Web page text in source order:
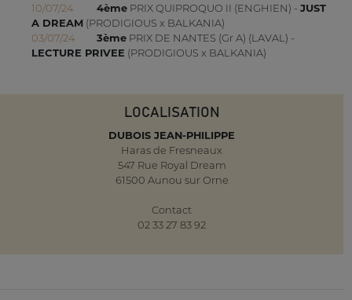
10/07/24
4èmePRIX QUIPROQUO II (ENGHIEN) - JUST
A DREAM(PRODIGIOUS x BALKANIA)
03/07/24
3èmePRIX DE NANTES (Gr A) (LAVAL) -
LECTURE PRIVEE (PRODIGIOUS x BALKANIA)
LOCALISATION
DUBOIS JEAN-PHILIPPE
Haras de Fresneaux
547 Rue Royal Dream
61500 Aunou sur Orne
Contact
02 33 27 83 92